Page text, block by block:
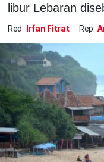
libur Lebaran
Red: Irfan Fitrat Rep: